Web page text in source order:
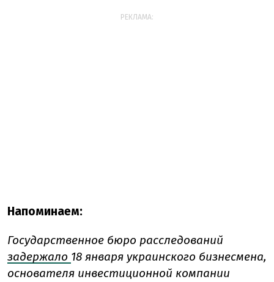
РЕКЛАМА:
Напоминаем:
Государственное бюро расследований
задержало 18 января украинского бизнесмена,
основателя инвестиционной компании